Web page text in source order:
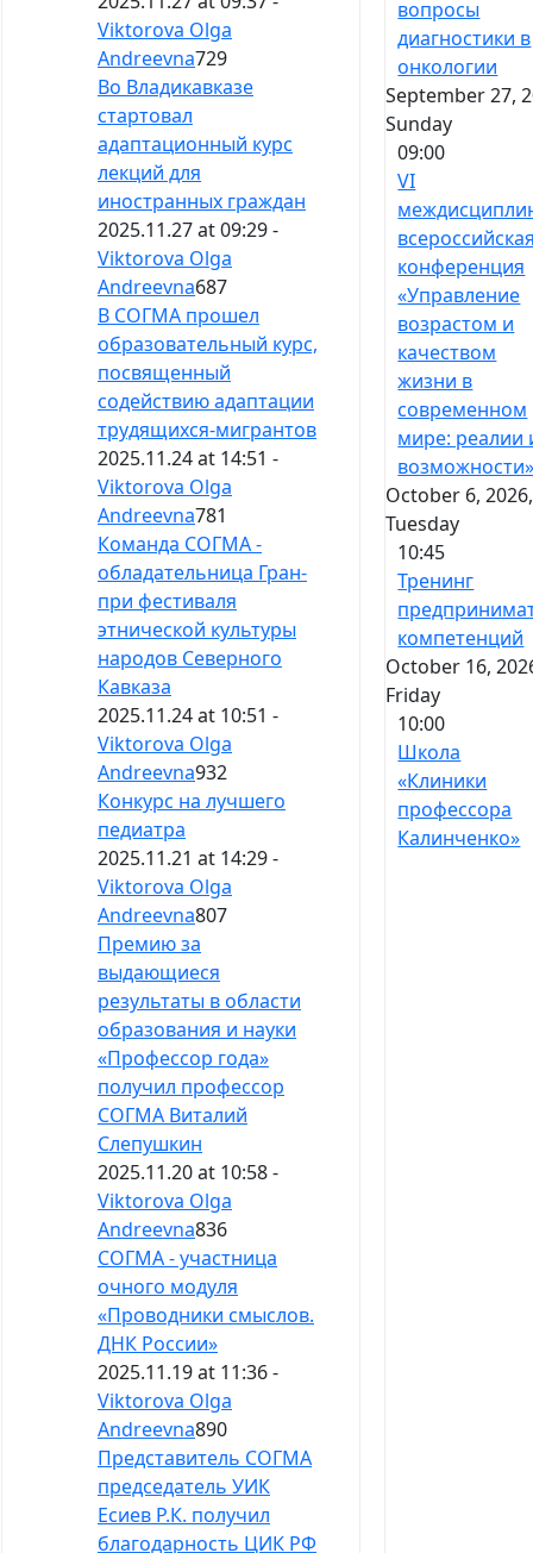
Viktorova Olga
Andreevna729
Во Владикавказе
стартовал
адаптационный курс
лекций для
иностранных граждан
2025.11.27 at 09:29 -
Viktorova Olga
Andreevna687
В СОГМА прошел
образовательный курс,
посвященный
содействию адаптации
трудящихся-мигрантов
2025.11.24 at 14:51 -
Viktorova Olga
Andreevna781
Команда СОГМА -
обладательница Гран-
при фестиваля
этнической культуры
народов Северного
Кавказа
2025.11.24 at 10:51 -
Viktorova Olga
Andreevna932
Конкурс на лучшего
педиатра
2025.11.21 at 14:29 -
Viktorova Olga
Andreevna807
Премию за
выдающиеся
результаты в области
образования и науки
«Профессор года»
получил профессор
СОГМА Виталий
Слепушкин
2025.11.20 at 10:58 -
Viktorova Olga
Andreevna836
СОГМА - участница
очного модуля
«Проводники смыслов.
ДНК России»
2025.11.19 at 11:36 -
Viktorova Olga
Andreevna890
Представитель СОГМА
председатель УИК
Есиев Р.К. получил
благодарность ЦИК РФ
вопросы
диагностики в
онкологии
September 27,
Sunday
09:00
VI
конференция
«Управление
возрастом и
качеством
жизни в
современном
мире: реалии
October 6, 2026,
Tuesday
10:45
Тренинг
компетенций
October 16,
Friday
10:00
Школа
«Клиники
профессора
Калинченко»